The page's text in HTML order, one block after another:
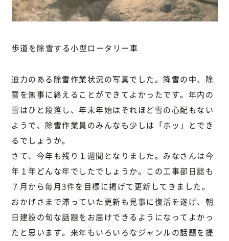
歩道を除雪する小型ロータリー車
迫力のある除雪作業状況の写真でした。降雪の中、除
雪を無事に終えることができてよかったです。年内の
雪はひと段落し、年末年始はそれほど雪の心配もない
ようで、除雪作業員のみんなも少しは「ホッ」とでき
るでしょうか。
さて、今年も残り１週間となりました。みなさんは今
年１年どんな年でしたでしょうか。この工事部日誌も
７月から毎月3件を目標に掲げて更新してきました。
おかげさまで滞っていた更新も見事に復活を遂げ、朝
日建設の旬な話題をお届けできるようになってよかっ
たと思います。来年もいろいろなジャンルの話題を提